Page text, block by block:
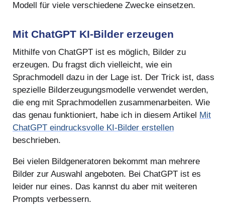
Modell für viele verschiedene Zwecke einsetzen.
Mit ChatGPT KI-Bilder erzeugen
Mithilfe von ChatGPT ist es möglich, Bilder zu
erzeugen. Du fragst dich vielleicht, wie ein
Sprachmodell dazu in der Lage ist. Der Trick ist, dass
spezielle Bilderzeugungsmodelle verwendet werden,
die eng mit Sprachmodellen zusammenarbeiten. Wie
das genau funktioniert, habe ich in diesem Artikel Mit
ChatGPT eindrucksvolle KI-Bilder erstellen
beschrieben.
Bei vielen Bildgeneratoren bekommt man mehrere
Bilder zur Auswahl angeboten. Bei ChatGPT ist es
leider nur eines. Das kannst du aber mit weiteren
Prompts verbessern.